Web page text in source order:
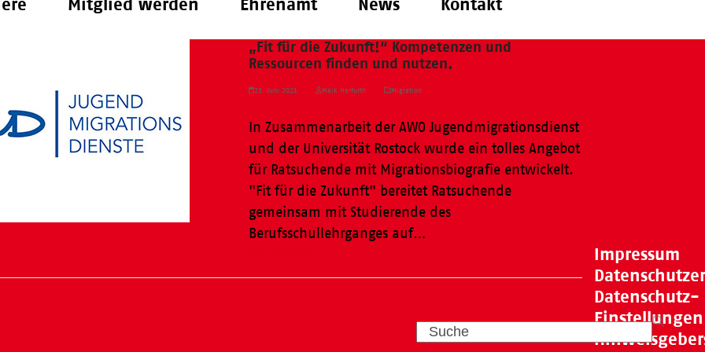
Mitglied werden Ehrenamt News Kontakt
„Fit für die Zukunft!“ Kompetenzen und
Ressourcen finden und nutzen.
23. Juni 2021 Maik Herfurth Migration
In Zusammenarbeit der AWO Jugendmigrationsdienst
und der Universität Rostock wurde ein tolles Angebot
für Ratsuchende mit Migrationsbiografie entwickelt.
"Fit für die Zukunft" bereitet Ratsuchende
gemeinsam mit Studierende des
Berufsschullehrganges auf…
Search
Impressum
Datenschutz-
Einstellungen